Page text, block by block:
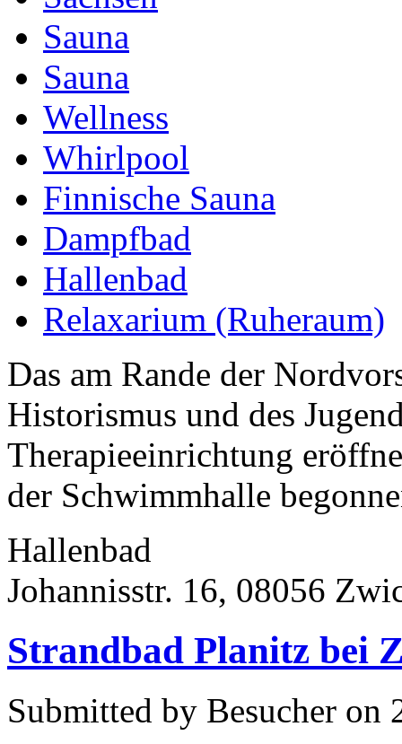
Sauna
Sauna
Wellness
Whirlpool
Finnische Sauna
Dampfbad
Hallenbad
Relaxarium (Ruheraum)
Das am Rande der
Historismus und des
Therapieeinrichtung
der Schwimmhalle
Hallenbad
Johannisstr. 16, 08056
Strandbad Planitz bei
Submitted by Besucher on